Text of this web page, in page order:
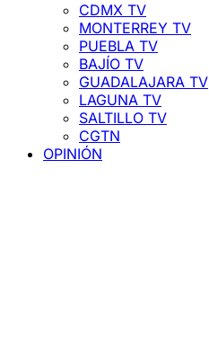
CDMX TV
MONTERREY TV
PUEBLA TV
BAJÍO TV
GUADALAJARA TV
LAGUNA TV
SALTILLO TV
CGTN
OPINIÓN